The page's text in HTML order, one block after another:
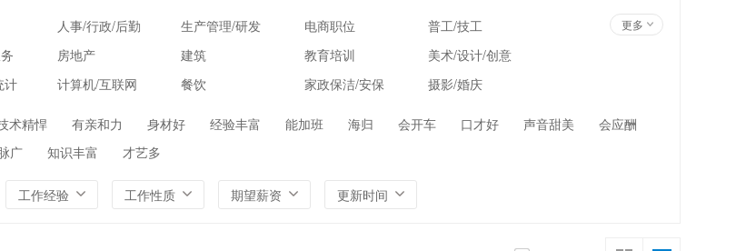
人事/行政/后勤 生产管理/研发 电商职位
普工/技工
房地产 建筑 教育培训
美术/设计/创意
计 计算机/互联网 餐饮 家政保洁/安保
摄影/婚庆
品 质控/安防
农/林/牧/渔业 其他
更多
术精悍 有亲和力 身材好 经验丰富 能加班 海归 会开车 口才好 声音甜美
会应酬
广 知识丰富 才艺多
工作经验 工作性质 期望薪资 更新时间